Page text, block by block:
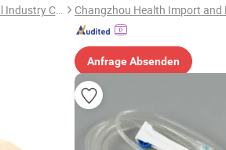
Shandong Qinkai Medical Industry Co., Ltd.
Anfrage Absenden